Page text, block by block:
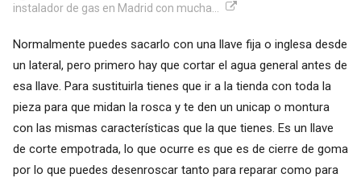
instalador de gas en Madrid con mucha...
Normalmente puedes sacarlo con una llave fija o inglesa desde
un lateral, pero primero hay que cortar el agua general antes de
esa llave. Para sustituirla tienes que ir a la tienda con toda la
pieza para que midan la rosca y te den un unicap o montura
con las mismas características que la que tienes. Es un llave
de corte empotrada, lo que ocurre es que es de cierre de goma
por lo que puedes desenroscar tanto para reparar como para